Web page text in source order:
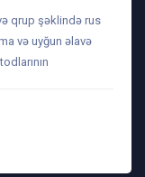
qrup şəklində rus
və uyğun əlavə